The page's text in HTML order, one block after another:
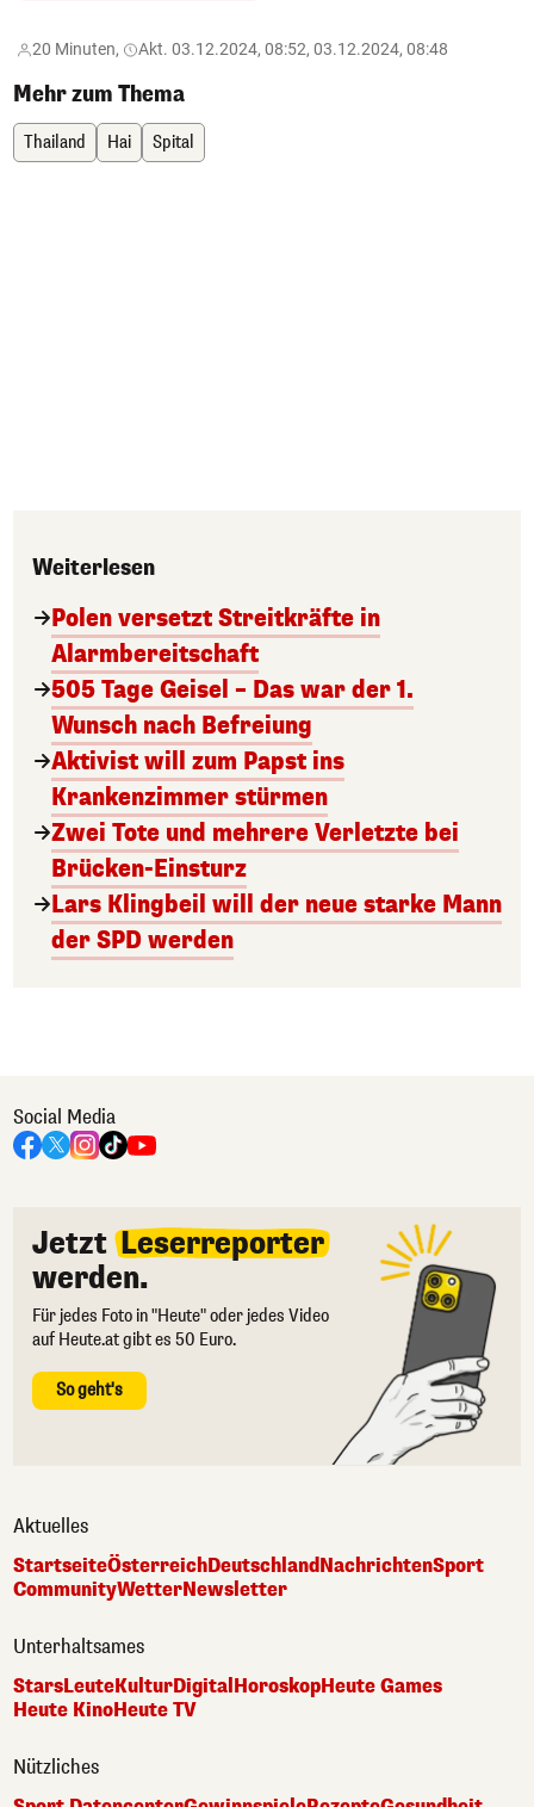
20 Minuten, Akt. 03.12.2024, 08:52, 03.12.2024, 08:48
Mehr zum Thema
Thailand Hai Spital
Weiterlesen
Polen versetzt Streitkräfte in
Alarmbereitschaft
505 Tage Geisel – Das war der 1.
Wunsch nach Befreiung
Aktivist will zum Papst ins
Krankenzimmer stürmen
Zwei Tote und mehrere Verletzte bei
Brücken-Einsturz
Lars Klingbeil will der neue starke Mann
der SPD werden
Social Media
Jetzt Leserreporter
werden.
Für jedes Foto in "Heute" oder jedes Video
auf Heute.at gibt es 50 Euro.
So geht's
Aktuelles
StartseiteÖsterreichDeutschlandNachrichtenSport
CommunityWetterNewsletter
Unterhaltsames
StarsLeuteKulturDigitalHoroskopHeute Games
Heute KinoHeute TV
Nützliches